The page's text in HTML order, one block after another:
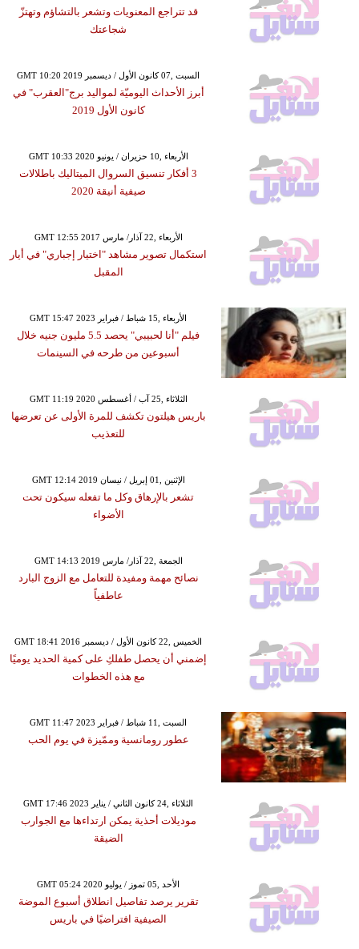
قد تتراجع المعنويات وتشعر بالتشاؤم وتهتزّ
شجاعتك
GMT 10:20 2019 السبت ,07 كانون الأول / ديسمبر
أبرز الأحداث اليوميّة لمواليد برج"العقرب" في
كانون الأول 2019
GMT 10:33 2020 الأربعاء ,10 حزيران / يونيو
3 أفكار تنسيق السروال الميتاليك باطلالات
صيفية أنيقة 2020
GMT 12:55 2017 الأربعاء ,22 آذار/ مارس
استكمال تصوير مشاهد "اختيار إجباري" في أيار
المقبل
GMT 15:47 2023 الأربعاء ,15 شباط / فبراير
فيلم "أنا لحبيبي" يحصد 5.5 مليون جنيه خلال
أسبوعين من طرحه في السينمات
GMT 11:19 2020 الثلاثاء ,25 آب / أغسطس
باريس هيلتون تكشف للمرة الأولى عن تعرضها
للتعذيب
GMT 12:14 2019 الإثنين ,01 إبريل / نيسان
تشعر بالإرهاق وكل ما تفعله سيكون تحت
الأضواء
GMT 14:13 2019 الجمعة ,22 آذار/ مارس
نصائح مهمة ومفيدة للتعامل مع الزوج البارد
عاطفياً
GMT 18:41 2016 الخميس ,22 كانون الأول / ديسمبر
إضمني أن يحصل طفلكِ على كمية الحديد يوميًا
مع هذه الخطوات
GMT 11:47 2023 السبت ,11 شباط / فبراير
عطور رومانسية وممّيزة في يوم الحب
GMT 17:46 2023 الثلاثاء ,24 كانون الثاني / يناير
موديلات أحذية يمكن ارتداءها مع الجوارب
الضيقة
GMT 05:24 2020 الأحد ,05 تموز / يوليو
تقرير يرصد تفاصيل انطلاق أسبوع الموضة
الصيفية افتراضيًا في باريس